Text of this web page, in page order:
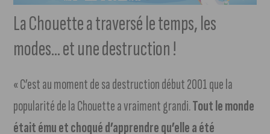
La Chouette a traversé le temps, les
modes… et une destruction !
« C’est au moment de sa destruction début 2001 que la
popularité de la Chouette a vraiment grandi.Tout le monde
était ému et choqué d’apprendre qu’elle a été